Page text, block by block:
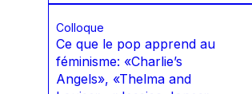
Colloque
Ce que le pop apprend au
féminisme: «Charlieʼs
Angels», «Thelma and